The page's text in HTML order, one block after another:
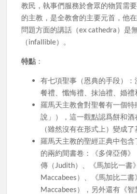
教民，執事們服務於會眾的物質需
的主教，是全教會的主要元首，他
問題方面的講話（ex cathedra）是
（infallible）。
特點 ：
有七項聖事（恩典的手段）
餐禮、懺悔禮、抹油禮、婚禮
羅馬天主教會對聖餐有一個
說」），這一觀點認爲餅和酒
（雖然沒有在形式上）變成了
羅馬天主教的聖經正典中包
的兩約間書卷：《多俾亞傳
傳（Judith）、《馬加比一書
Maccabees）、《馬加比二書
Maccabees），另外還有《